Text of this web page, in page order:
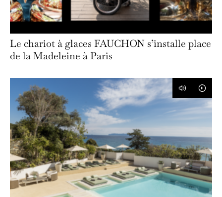
Le chariot à glaces FAUCHON s’installe place
de la Madeleine à Paris